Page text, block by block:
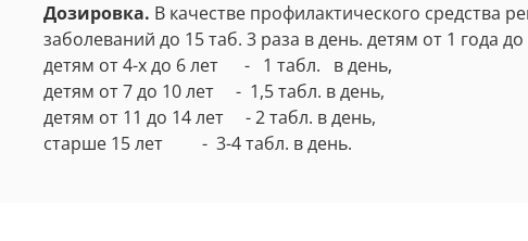
Дозировка. В качестве профилактического средства
заболеваний до 15 таб. 3 раза в день. детям от 1 года
детям от 4-х до 6 лет - 1 табл. в день,
детям от 7 до 10 лет - 1,5 табл. в день,
детям от 11 до 14 лет - 2 табл. в день,
старше 15 лет - 3-4 табл. в день.